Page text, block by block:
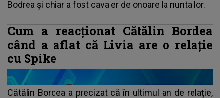
Bodrea și chiar a fost cavaler de onoare la nunta lor.
Cum a reacționat Cătălin Bordea
când a aflat că Livia are o relație
cu Spike
Cătălin Bordea a precizat că în ultimul an de relație,